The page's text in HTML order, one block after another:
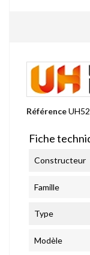
Référence
Fiche
Constructeur
Famille
Type
Modèle